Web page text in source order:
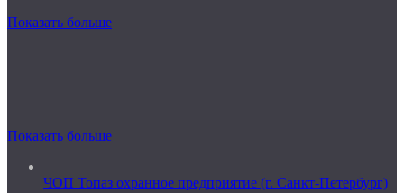
Показать больше
Показать больше
ЧОП Топаз охранное предприятие (г. Санкт-Петербург)